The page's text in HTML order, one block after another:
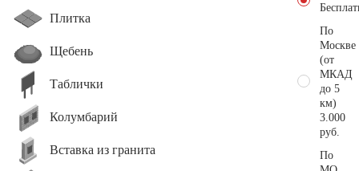
Плитка
Щебень
Таблички
Колумбарий
Вставка из гранита
По
Москве
(от
МКАД
до 5
км)
3.000
руб.
По